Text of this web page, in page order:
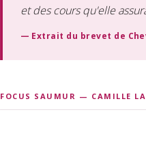
et des cours qu'elle
— Extrait du brevet de
FOCUS SAUMUR — CAMILLE